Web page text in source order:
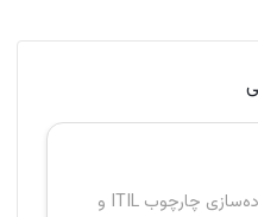
[ مجری تخصصی پیاده‌سازی چارچوب ITIL و